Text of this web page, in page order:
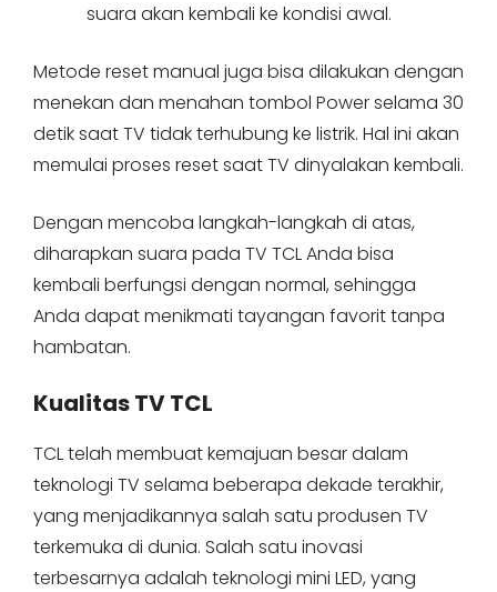
suara akan kembali ke kondisi awal.
Metode reset manual juga bisa dilakukan dengan
menekan dan menahan tombol Power selama 30
detik saat TV tidak terhubung ke listrik. Hal ini akan
memulai proses reset saat TV dinyalakan kembali.
Dengan mencoba langkah-langkah di atas,
diharapkan suara pada TV TCL Anda bisa
kembali berfungsi dengan normal, sehingga
Anda dapat menikmati tayangan favorit tanpa
hambatan.
Kualitas TV TCL
TCL telah membuat kemajuan besar dalam
teknologi TV selama beberapa dekade terakhir,
yang menjadikannya salah satu produsen TV
terkemuka di dunia. Salah satu inovasi
terbesarnya adalah teknologi mini LED, yang